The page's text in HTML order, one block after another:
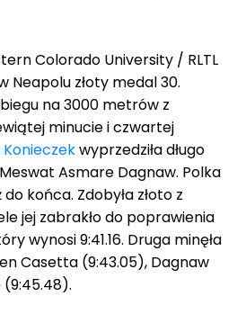
Colorado University / RLTL
Neapolu złoty medal 30.
na 3000 metrów z
minucie i czwartej
Konieczekwyprzedziła długo
Asmare Dagnaw. Polka
końca. Zdobyła złoto z
jej zabrakło do poprawienia
wynosi 9:41.16. Druga minęła
Casetta (9:43.05), Dagnaw
(9:45.48).